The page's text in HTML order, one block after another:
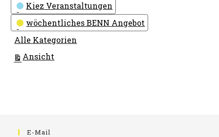
Kiez Veranstaltungen
wöchentliches BENN Angebot
Alle Kategorien
Ansicht
E-Mail